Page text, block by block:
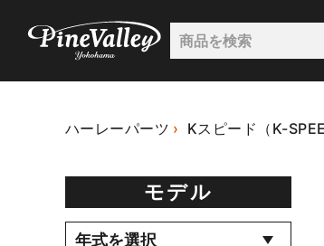
ハーレーパーツ Kスピード（K-
モデル